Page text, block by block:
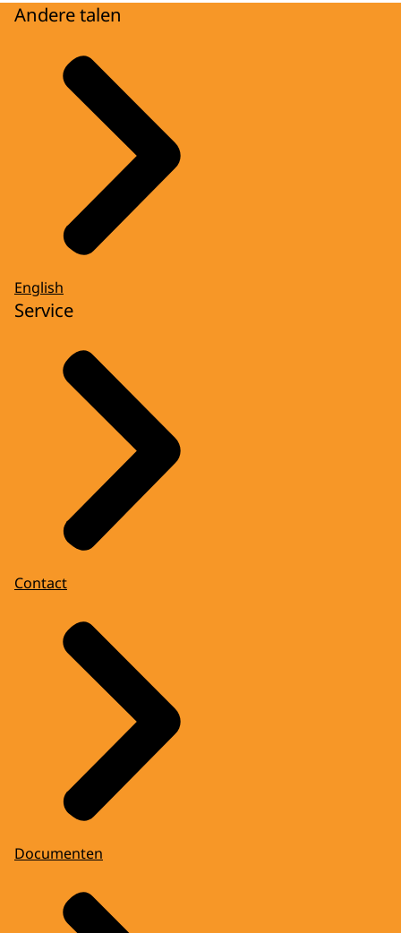
Andere talen
English
Service
Contact
Documenten